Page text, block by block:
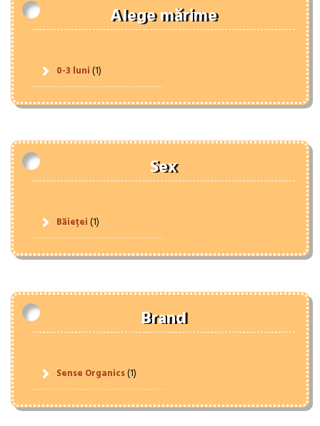
Alege mărime
0-3 luni(1)
Sex
Băieței(1)
Brand
Sense Organics(1)